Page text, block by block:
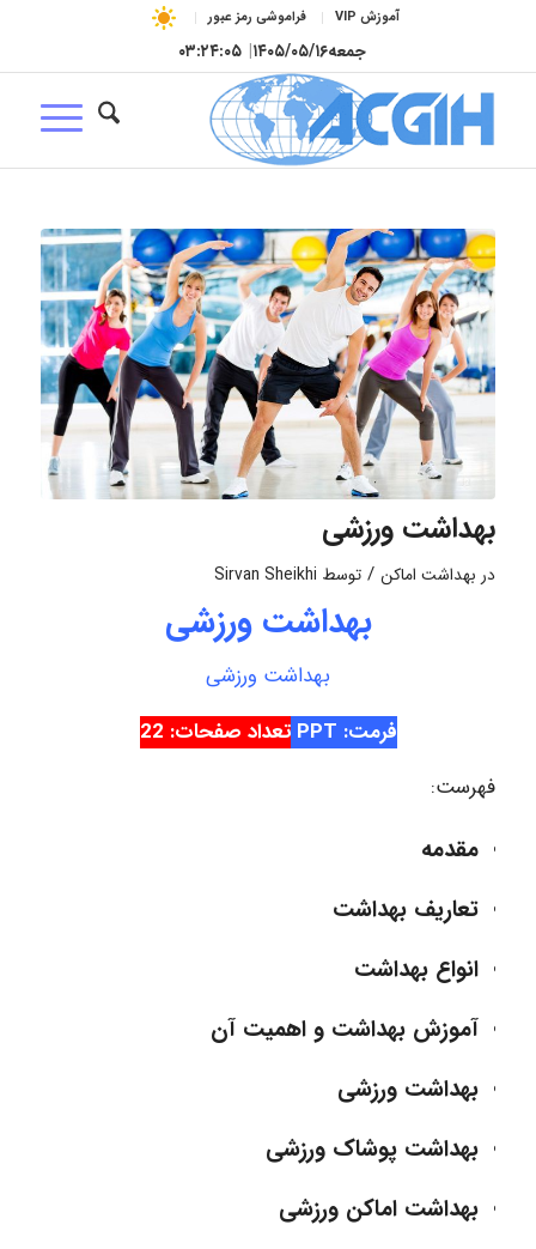
آموزش VIP فراموشی رمز عبور
جمعه۱۴۰۵/۰۵/۱۶| ۰۳:۲۴:۰۵
بهداشت ورزشی
در بهداشت اماکن / توسط Sirvan Sheikhi
بهداشت ورزشی
بهداشت ورزشی
فرمت: PPT
تعداد صفحات: 22
فهرست:
مقدمه
تعاریف بهداشت
انواع بهداشت
آموزش بهداشت و اهمیت آن
بهداشت ورزشی
بهداشت پوشاک ورزشی
بهداشت اماکن ورزشی